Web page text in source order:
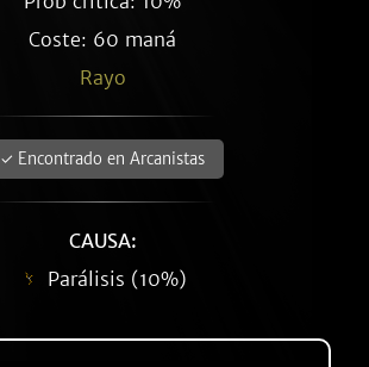
Coste: 60 maná
Rayo
✓ Encontrado en Arcanistas
CAUSA:
Parálisis (10%)